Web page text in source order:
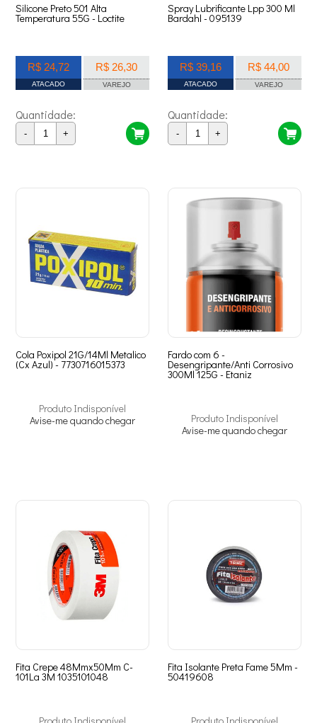
Silicone Preto 501 Alta
Temperatura 55G - Loctite
R$ 24,72
ATACADO
R$ 26,30
VAREJO
Quantidade:
- +
Spray Lubrificante Lpp 300 Ml
Bardahl - 095139
R$ 39,16
ATACADO
R$ 44,00
VAREJO
Quantidade:
- +
Cola Poxipol 21G/14Ml Metalico
(Cx Azul) - 7730716015373
Produto Indisponível
Avise-me quando chegar
Fardo com 6 -
Desengripante/Anti Corrosivo
300Ml 125G - Etaniz
Produto Indisponível
Avise-me quando chegar
Fita Crepe 48Mmx50Mm C-
101La 3M 1035101048
Produto Indisponível
Fita Isolante Preta Fame 5Mm -
50419608
Produto Indisponível